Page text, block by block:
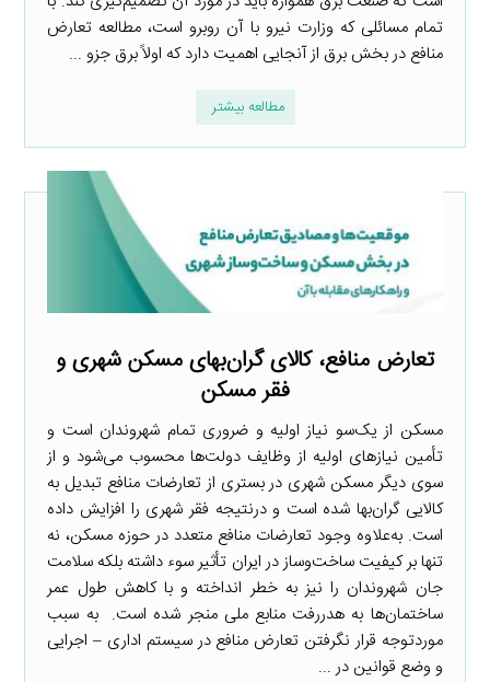
تمام مسائلی که وزارت نیرو با آن روبرو است، مطالعه تعارض
منافع در بخش برق از آنجایی اهمیت دارد که اولاً برق جزو ...
مطالعه بیشتر
تعارض منافع، کالای گران‌بهای مسکن شهری و
فقر مسکن
مسکن از یک‌سو نیاز اولیه و ضروری تمام شهروندان است و
تأمین نیازهای اولیه از وظایف دولت‌ها محسوب می‌شود و از
سوی دیگر مسکن شهری در بستری از تعارضات منافع تبدیل به
کالایی گران‌بها شده است و درنتیجه فقر شهری را افزایش داده
است. به‌علاوه وجود تعارضات منافع متعدد در حوزه مسکن، نه
تنها بر کیفیت ساخت‌وساز در ایران تأثیر سوء داشته بلکه سلامت
جان شهروندان را نیز به خطر انداخته و با کاهش طول عمر
ساختمان‌ها به هدررفت منابع ملی منجر شده است. به سبب
موردتوجه قرار نگرفتن تعارض منافع در سیستم اداری – اجرایی
و وضع قوانین در ...